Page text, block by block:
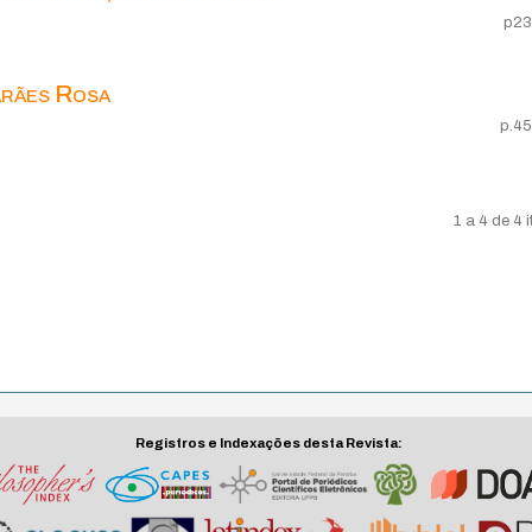
Rosa
1 a 4 de 4
Registros e Indexações desta Revista: